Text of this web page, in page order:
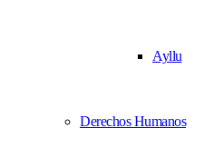
Ayllu
Derechos Humanos